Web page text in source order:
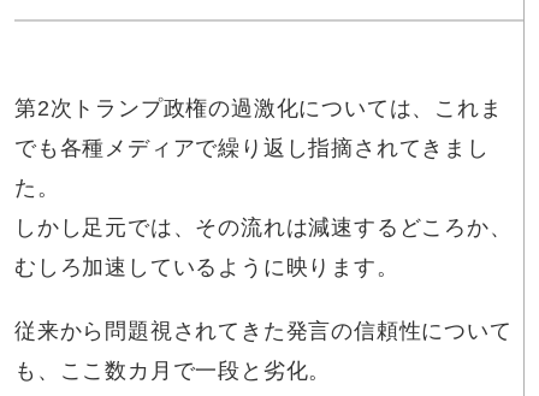
第2次トランプ政権の過激化については、これま
でも各種メディアで繰り返し指摘されてきまし
た。
しかし足元では、その流れは減速するどころか、
むしろ加速しているように映ります。
従来から問題視されてきた発言の信頼性について
も、ここ数カ月で一段と劣化。